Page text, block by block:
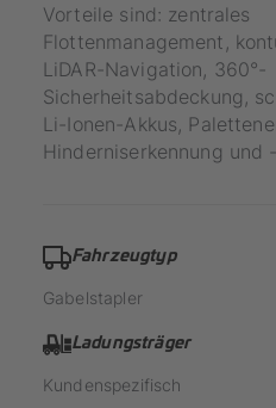
Vorteile sind: zentrales
Flottenmanagement,
LiDAR-Navigation, 360°-
Sicherheitsabdeckung,
Li-Ionen-Akkus,
Hinderniserkennung und
Fahrzeugtyp
Gabelstapler
Ladungsträger
Kundenspezifisch